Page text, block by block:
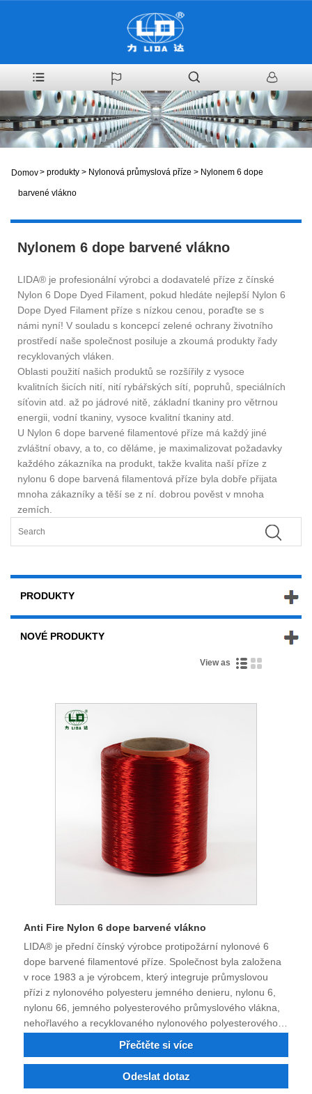
Domov> produkty > Nylonová průmyslová příze > Nylonem 6 dope
barvené vlákno
Nylonem 6 dope barvené vlákno
LIDA® je profesionální výrobci a dodavatelé příze z čínské
Nylon 6 Dope Dyed Filament, pokud hledáte nejlepší Nylon 6
Dope Dyed Filament příze s nízkou cenou, poraďte se s
námi nyní! V souladu s koncepcí zelené ochrany životního
prostředí naše společnost posiluje a zkoumá produkty řady
recyklovaných vláken.
Oblasti použití našich produktů se rozšířily z vysoce
kvalitních šicích nití, nití rybářských sítí, popruhů, speciálních
síťovin atd. až po jádrové nitě, základní tkaniny pro větrnou
energii, vodní tkaniny, vysoce kvalitní tkaniny atd.
U Nylon 6 dope barvené filamentové příze má každý jiné
zvláštní obavy, a to, co děláme, je maximalizovat požadavky
každého zákazníka na produkt, takže kvalita naší příze z
nylonu 6 dope barvená filamentová příze byla dobře přijata
mnoha zákazníky a těší se z ní. dobrou pověst v mnoha
zemích.
PRODUKTY
NOVÉ PRODUKTY
View as
Anti Fire Nylon 6 dope barvené vlákno
LIDA® je přední čínský výrobce protipožární nylonové 6
dope barvené filamentové příze. Společnost byla založena
v roce 1983 a je výrobcem, který integruje průmyslovou
přízi z nylonového polyesteru jemného denieru, nylonu 6,
nylonu 66, jemného polyesterového průmyslového vlákna,
nehořlavého a recyklovaného nylonového polyesterového
vlákna. Můžete si objednat polyesterové nylonové
získala důvěru a chválu mnoha zákazníků. Věříme, že s
Přečtěte si více
Odeslat dotaz